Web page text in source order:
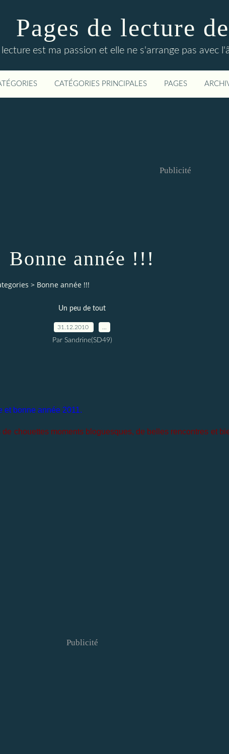
Pages de lecture
lecture est ma passion et elle ne s'arrange pas avec
CATÉGORIES PRINCIPALES PAGES
Publicité
Bonne année !!!
> Bonne année !!!
Un peu de tout
31.12.2010
Par Sandrine(SD49)
et bonne année 2011.
chouettes moments bloguesques, de belles rencontres et
Publicité